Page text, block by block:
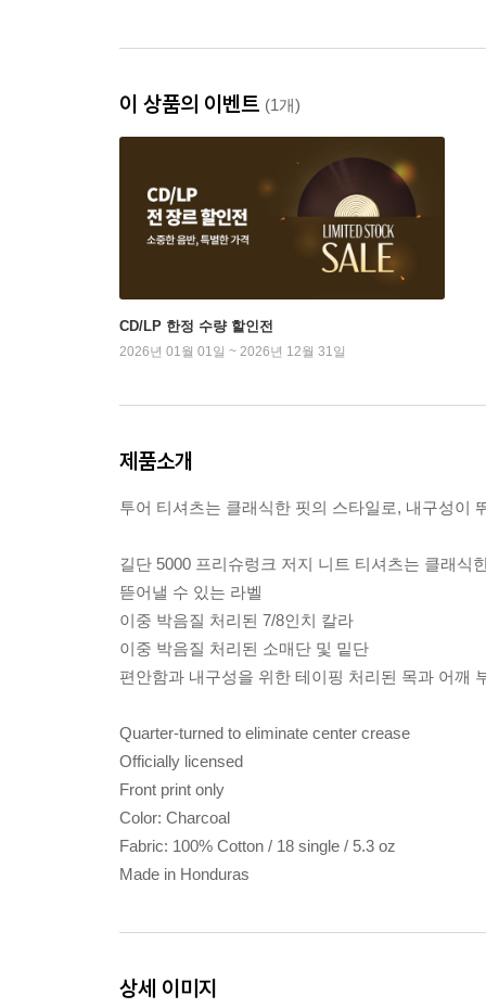
이 상품의 이벤트 (1개)
CD/LP 한정 수량 할인전
2026년 01월 01일 ~ 2026년 12월 31일
제품소개
투어 티셔츠는 클래식한 핏의 스타일로, 내구성이
길단 5000 프리슈렁크 저지 니트 티셔츠는 클래식
뜯어낼 수 있는 라벨
이중 박음질 처리된 7/8인치 칼라
이중 박음질 처리된 소매단 및 밑단
편안함과 내구성을 위한 테이핑 처리된 목과 어깨
Quarter-turned to eliminate center crease
Officially licensed
Front print only
Color: Charcoal
Fabric: 100% Cotton / 18 single / 5.3 oz
Made in Honduras
상세 이미지